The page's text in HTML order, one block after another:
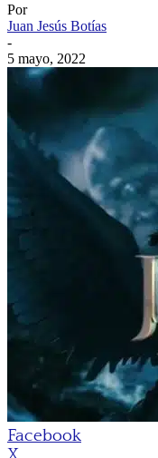
Por
Juan Jesús Botías
-
5 mayo, 2022
Facebook